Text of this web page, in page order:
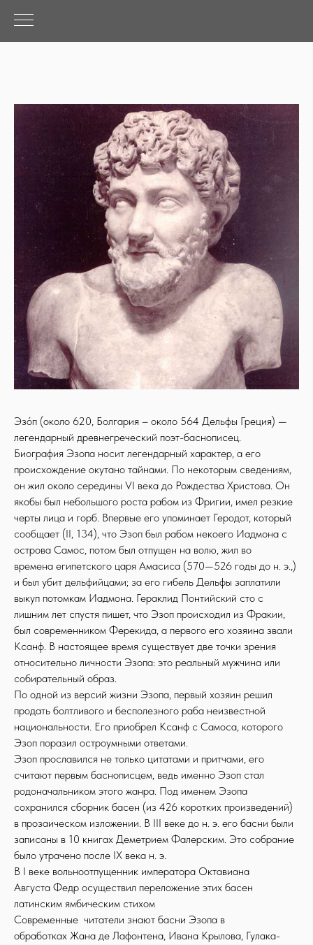
Эзо́п (около 620, Болгария – около 564 Дельфы Греция) —
легендарный древнегреческий поэт-баснописец.
Биография Эзопа носит легендарный характер, а его
происхождение окутано тайнами. По некоторым сведениям,
он жил около середины VI века до Рождества Христова. Он
якобы был небольшого роста рабом из Фригии, имел резкие
черты лица и горб. Впервые его упоминает Геродот, который
сообщает (II, 134), что Эзоп был рабом некоего Иадмона с
острова Самос, потом был отпущен на волю, жил во
времена египетского царя Амасиса (570—526 годы до н. э.,)
и был убит дельфийцами; за его гибель Дельфы заплатили
выкуп потомкам Иадмона. Гераклид Понтийский сто с
лишним лет спустя пишет, что Эзоп происходил из Фракии,
был современником Ферекида, а первого его хозяина звали
Ксанф. В настоящее время существует две точки зрения
относительно личности Эзопа: это реальный мужчина или
собирательный образ.
По одной из версий жизни Эзопа, первый хозяин решил
продать болтливого и бесполезного раба неизвестной
национальности. Его приобрел Ксанф с Самоса, которого
Эзоп поразил остроумными ответами.
Эзоп прославился не только цитатами и притчами, его
считают первым баснописцем, ведь именно Эзоп стал
родоначальником этого жанра. Под именем Эзопа
сохранился сборник басен (из 426 коротких произведений)
в прозаическом изложении. В III веке до н. э. его басни были
записаны в 10 книгах Деметрием Фалерским. Это собрание
было утрачено после IX века н. э.
В I веке вольноотпущенник императора Октавиана
Августа Федр осуществил переложение этих басен
латинским ямбическим стихом
Современные читатели знают басни Эзопа в
обработках Жана де Лафонтена, Ивана Крылова, Гулака-